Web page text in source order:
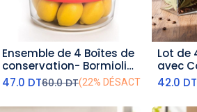
ajouter au panier
Ensemble de 4 Boîtes de
conservation- Bormioli
Rocco
47.0 DT60.0DT(22% DÉSACTIVÉ)
Lot de
avec
42.0 DT